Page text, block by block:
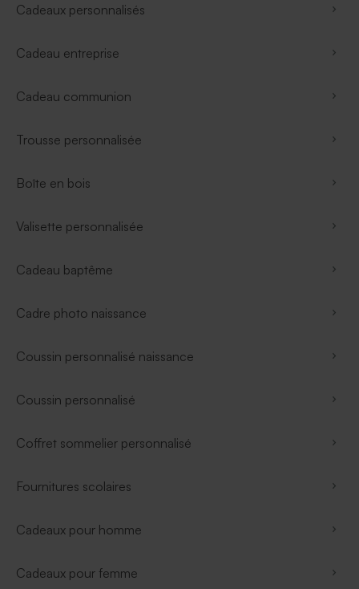
Cadeaux personnalisés
Cadeau entreprise
Cadeau communion
Trousse personnalisée
Boîte en bois
Valisette personnalisée
Cadeau baptême
Cadre photo naissance
Coussin personnalisé naissance
Coussin personnalisé
Coffret sommelier personnalisé
Fournitures scolaires
Cadeaux pour homme
Cadeaux pour femme